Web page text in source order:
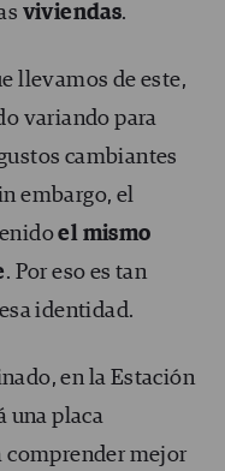
viviendas.
llevamos de este,
variando para
cambiantes
embargo, el
el mismo
. Por eso es tan
identidad.
en la Estación
una placa
comprender mejor